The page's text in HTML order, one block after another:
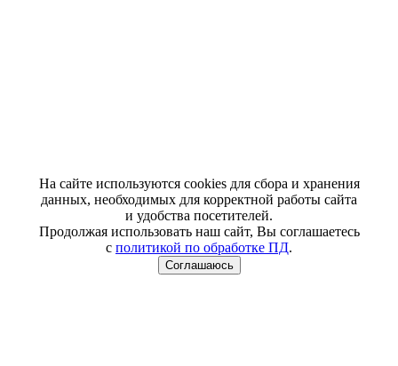
На сайте используются cookies для сбора и хранения
данных, необходимых для корректной работы сайта
и удобства посетителей.
Продолжая использовать наш сайт, Вы соглашаетесь
с политикой по обработке ПД.
Соглашаюсь